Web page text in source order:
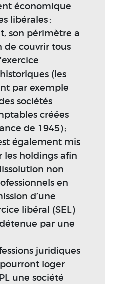
économique
libérales :
son périmètre a
de couvrir tous
(les
par exemple
sociétés
créées
de 1945) ;
également mis
les holdings afin
non
en
d’une
libéral (SEL)
par une
juridiques
loger
une société